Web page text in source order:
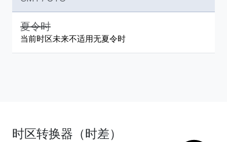
夏令时
当前时区未来不适用无夏令时
时区转换器（时差）